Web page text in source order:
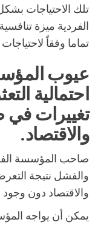
تلك الاحتياجات
الفردية ميزة
تماما وفقاً لاحتياجات
عيوب
احتمالية
تغييرات
والاقتصاد.
صاحب المؤسسة
والفشل نتيجة
والاقتصاد دون
يمكن أن يواجه